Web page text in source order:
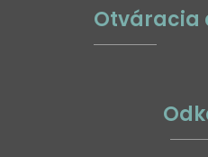
Otváracia